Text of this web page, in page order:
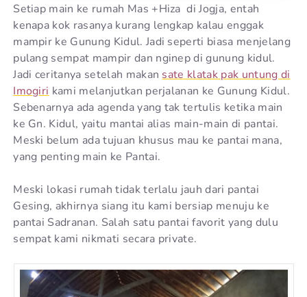
Setiap main ke rumah Mas +Hiza di Jogja, entah
kenapa kok rasanya kurang lengkap kalau enggak
mampir ke Gunung Kidul. Jadi seperti biasa menjelang
pulang sempat mampir dan nginep di gunung kidul.
Jadi ceritanya setelah makan sate klatak pak untung di
Imogiri kami melanjutkan perjalanan ke Gunung Kidul.
Sebenarnya ada agenda yang tak tertulis ketika main
ke Gn. Kidul, yaitu mantai alias main-main di pantai.
Meski belum ada tujuan khusus mau ke pantai mana,
yang penting main ke Pantai.
Meski lokasi rumah tidak terlalu jauh dari pantai
Gesing, akhirnya siang itu kami bersiap menuju ke
pantai Sadranan. Salah satu pantai favorit yang dulu
sempat kami nikmati secara private.